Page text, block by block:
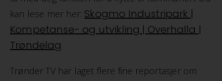
kan lese mer her: Skogmo Industripark |
Kompetanse- og utvikling | Overhalla |
Trøndelag
Trønder TV har laget flere fine reportasjer om